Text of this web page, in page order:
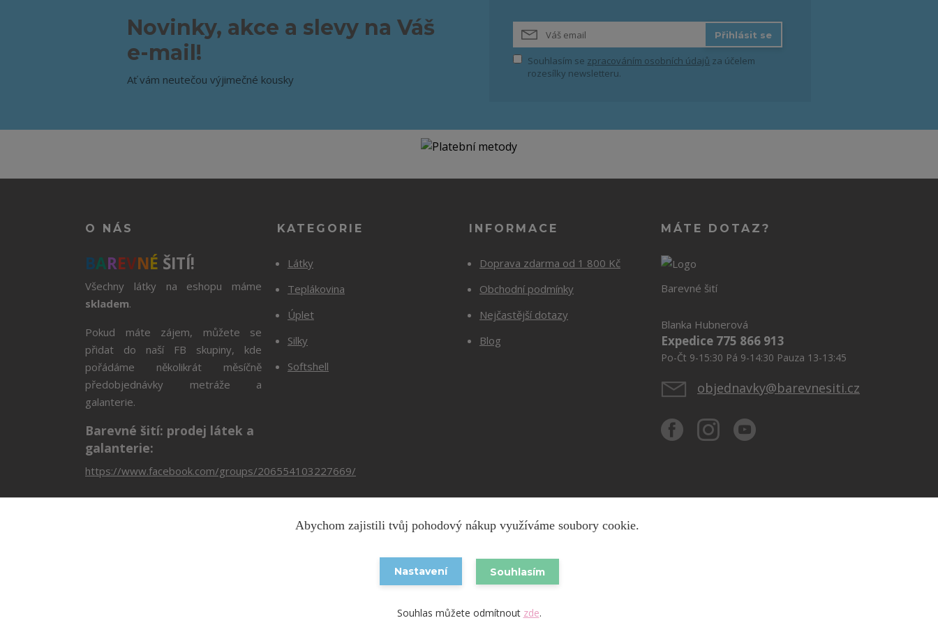
Novinky, akce a slevy na Váš
e-mail!
Ať vám neutečou výjimečné kousky
Přihlásit se
Souhlasím se zpracováním osobních údajů za účelem
rozesílky newsletteru.
O NÁS
BAREVNÉ ŠITÍ!
Všechny látky na eshopu máme
skladem.
Pokud máte zájem, můžete se
přidat do naší FB skupiny, kde
pořádáme několikrát měsíčně
předobjednávky metráže a
galanterie.
Barevné šití: prodej látek a
galanterie:
https://www.facebook.com/groups/206554103227669/
KATEGORIE
Látky
Teplákovina
Úplet
Silky
Softshell
INFORMACE
Doprava zdarma od 1 800 Kč
Obchodní podmínky
Nejčastější dotazy
Blog
MÁTE DOTAZ?
Barevné šití
Blanka Hubnerová
Expedice 775 866 913
Po-Čt 9-15:30 Pá 9-14:30 Pauza 13-13:45
objednavky@barevnesiti.cz
Copyright © 2026 Barevnesiti.cz
Vytvořeno na
Abychom zajistili tvůj pohodový nákup využíváme soubory cookie.
Nastavení Souhlasím
Souhlas můžete odmítnout zde.